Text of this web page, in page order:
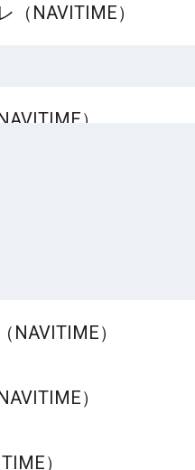
（NAVITIME）
）
NAVITIME）
）
）